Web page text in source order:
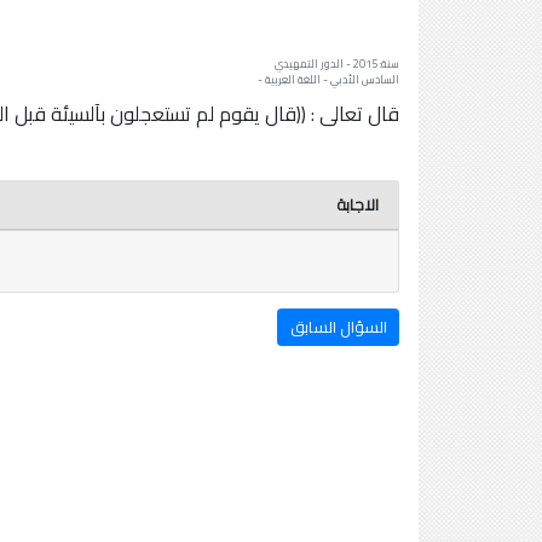
سنة: 2015 - الدور التمهيدي
السادس الأدبي - اللغة العربية -
قال تعالى : ((قال يقوم لم تستعجلون بآلسيئة
الاجابة
السؤال السابق